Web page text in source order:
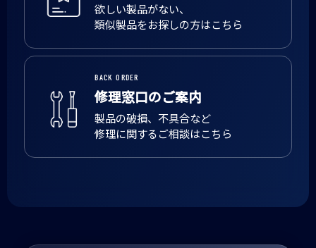
欲しい製品がない、
類似製品をお探しの方はこちら
BACK ORDER
修理窓口のご案内
製品の破損、不具合など
修理に関するご相談はこちら